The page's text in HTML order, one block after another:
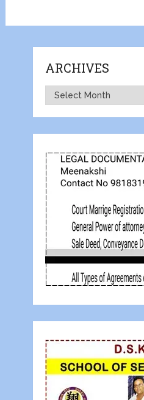
ARCHIVES
Archives